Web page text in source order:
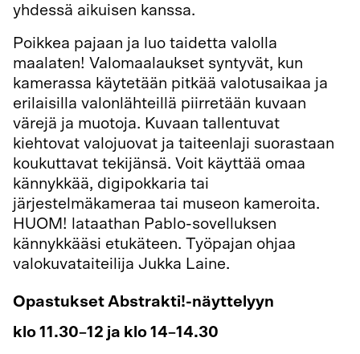
yhdessä aikuisen kanssa.
Poikkea pajaan ja luo taidetta valolla
maalaten! Valomaalaukset syntyvät, kun
kamerassa käytetään pitkää valotusaikaa ja
erilaisilla valonlähteillä piirretään kuvaan
värejä ja muotoja. Kuvaan tallentuvat
kiehtovat valojuovat ja taiteenlaji suorastaan
koukuttavat tekijänsä. Voit käyttää omaa
kännykkää, digipokkaria tai
järjestelmäkameraa tai museon kameroita.
HUOM! lataathan Pablo-sovelluksen
kännykkääsi etukäteen. Työpajan ohjaa
valokuvataiteilija Jukka Laine.
Opastukset Abstrakti!-näyttelyyn
klo 11.30–12 ja klo 14–14.30